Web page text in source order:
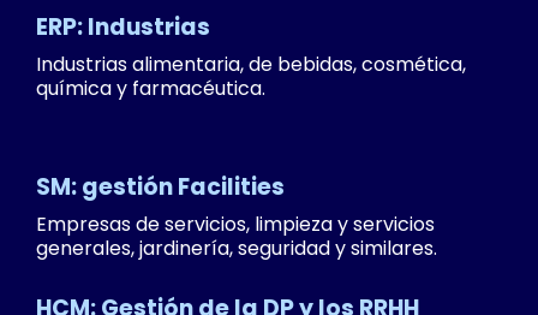
ERP: Industrias
Industrias alimentaria, de bebidas, cosmética,
química y farmacéutica.
SM: gestión Facilities
Empresas de servicios, limpieza y servicios
generales, jardinería, seguridad y similares.